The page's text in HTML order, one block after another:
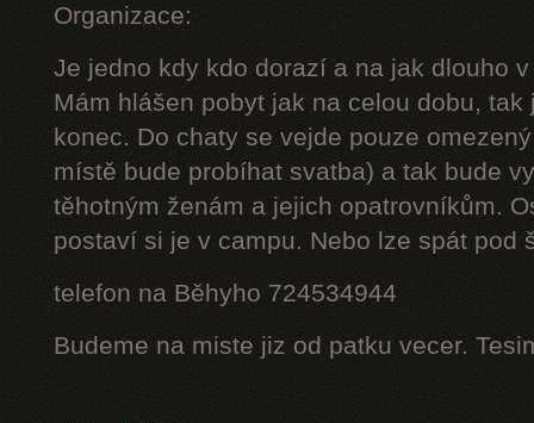
Organizace:
Je jedno kdy kdo dorazí a na jak dlouho
Mám hlášen pobyt jak na celou dobu,
konec. Do chaty se vejde pouze
místě bude probíhat svatba) a tak bude
těhotným ženám a jejich opatrovníkům.
postaví si je v campu. Nebo lze spát pod
telefon na Běhyho 724534944
Budeme na miste jiz od patku vecer.